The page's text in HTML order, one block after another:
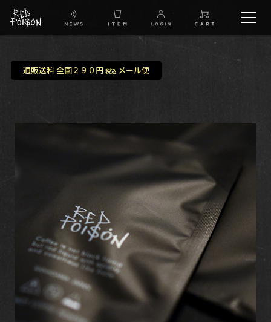
IG
通販送料 全国２９０円 税込メール便